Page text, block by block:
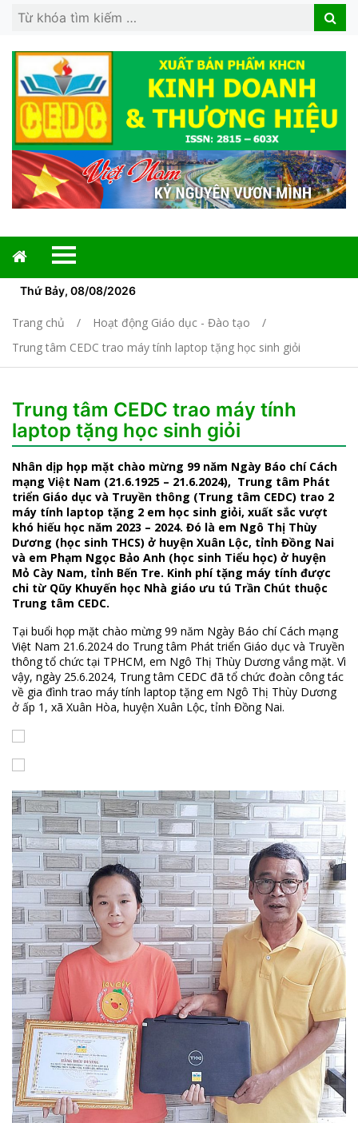
Search
Search
Thứ Bảy, 08/08/2026
Trang chủ
Hoạt động Giáo dục - Đào tạo
Trung tâm CEDC trao máy tính laptop tặng học sinh giỏi
Trung tâm CEDC trao máy tính
laptop tặng học sinh giỏi
Nhân dịp họp mặt chào mừng 99 năm Ngày Báo chí Cách
mạng Việt Nam (21.6.1925 – 21.6.2024), Trung tâm Phát
triển Giáo dục và Truyền thông (Trung tâm CEDC) trao 2
máy tính laptop tặng 2 em học sinh giỏi, xuất sắc vượt
khó hiếu học năm 2023 – 2024. Đó là em Ngô Thị Thùy
Dương (học sinh THCS) ở huyện Xuân Lộc, tỉnh Đồng Nai
và em Phạm Ngọc Bảo Anh (học sinh Tiểu học) ở huyện
Mỏ Cày Nam, tỉnh Bến Tre. Kinh phí tặng máy tính được
chi từ Qũy Khuyến học Nhà giáo ưu tú Trần Chút thuộc
Trung tâm CEDC.
Tại buổi họp mặt chào mừng 99 năm Ngày Báo chí Cách mạng
Việt Nam 21.6.2024 do Trung tâm Phát triển Giáo dục và Truyền
thông tổ chức tại TPHCM, em Ngô Thị Thùy Dương vắng mặt. Vì
vậy, ngày 25.6.2024, Trung tâm CEDC đã tổ chức đoàn công tác
về gia đình trao máy tính laptop tặng em Ngô Thị Thùy Dương
ở ấp 1, xã Xuân Hòa, huyện Xuân Lộc, tỉnh Đồng Nai.